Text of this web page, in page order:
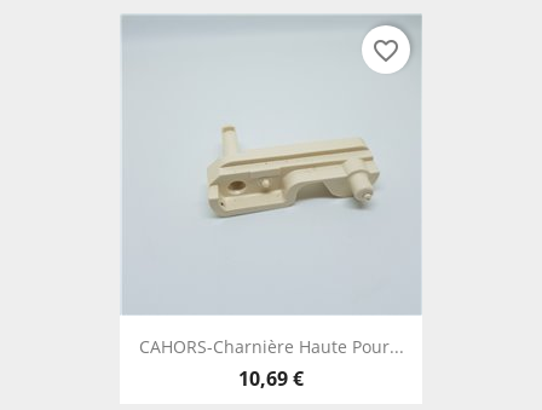
CAHORS-Charnière Haute Pour...
10,69 €
favorite_border